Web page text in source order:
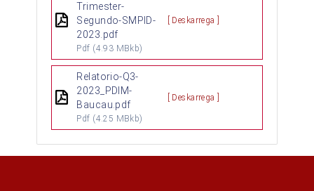
Trimester-
Segundo-SMPID-
2023.pdf
Pdf (4.93 MBkb)
[ Deskarrega ]
Relatorio-Q3-
2023_PDIM-
Baucau.pdf
Pdf (4.25 MBkb)
[ Deskarrega ]